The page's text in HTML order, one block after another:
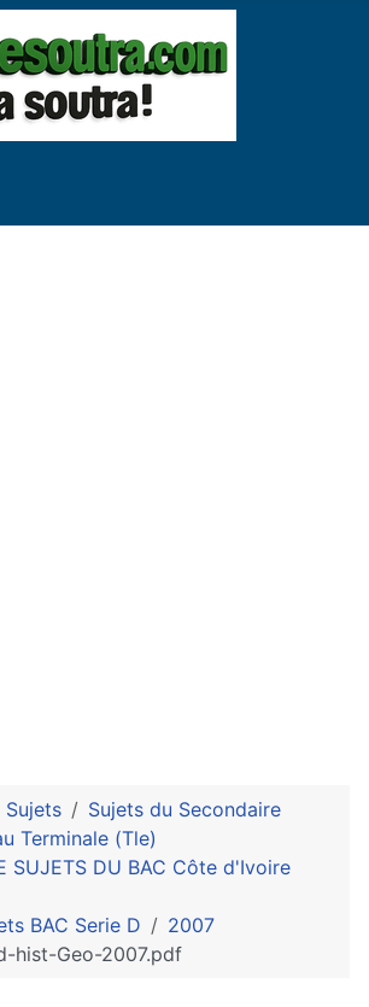
Sujets
Sujets du Secondaire
Terminale (Tle)
SUJETS DU BAC Côte d'Ivoire
BAC Serie D
2007
hist-Geo-2007.pdf